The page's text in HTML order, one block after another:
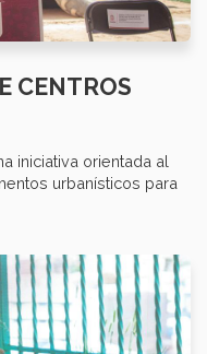
CENTROS
iniciativa orientada al
urbanísticos para